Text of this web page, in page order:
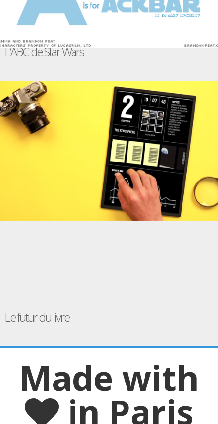
L’ABC de Star Wars
Le futur du livre
Made with
in Paris